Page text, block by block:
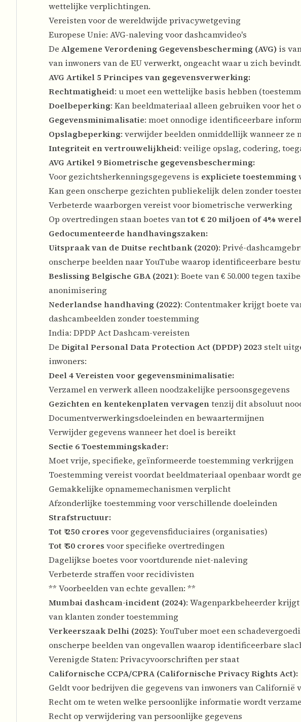
wettelijke verplichtingen.
Vereisten voor de wereldwijde privacywetgeving
Europese Unie: AVG-naleving voor dashcamvideo's
De Algemene Verordening Gegevensbescherming (AVG) is
van inwoners van de EU verwerkt, ongeacht waar u zich
AVG Artikel 5 Principes van gegevensverwerking:
Rechtmatigheid: u moet een wettelijke basis hebben
Doelbeperking: Kan beeldmateriaal alleen gebruiken voor
Gegevensminimalisatie: moet onnodige identificeerbare
Opslagbeperking: verwijder beelden onmiddellijk wanneer ze
Integriteit en vertrouwelijkheid: veilige opslag, codering,
AVG Artikel 9 Biometrische gegevensbescherming:
Voor gezichtsherkenningsgegevens is expliciete toestemming
Kan geen onscherpe gezichten publiekelijk delen zonder
Verbeterde waarborgen vereist voor biometrische verwerking
Op overtredingen staan boetes vantot € 20 miljoen of 4%
Gedocumenteerde handhavingszaken:
Uitspraak van de Duitse rechtbank (2020): Privé-
onscherpe beelden naar YouTube waarop identificeerbare
Beslissing Belgische GBA (2021): Boete van € 50.000 tegen
anonimisering
Nederlandse handhaving (2022): Contentmaker krijgt boete
dashcambeelden zonder toestemming
India: DPDP Act Dashcam-vereisten
De Digital Personal Data Protection Act (DPDP) 2023 stelt
inwoners:
Deel 4 Vereisten voor gegevensminimalisatie:
Verzamel en verwerk alleen noodzakelijke persoonsgegevens
Gezichten en kentekenplaten vervagentenzij dit absoluut
Documentverwerkingsdoeleinden en bewaartermijnen
Verwijder gegevens wanneer het doel is bereikt
Sectie 6 Toestemmingskader:
Moet vrije, specifieke, geïnformeerde toestemming verkrijgen
Toestemming vereist voordat beeldmateriaal openbaar wordt
Gemakkelijke opnamemechanismen verplicht
Afzonderlijke toestemming voor verschillende doeleinden
Strafstructuur:
Tot ₹ 250 crores voor gegevensfiduciaires (organisaties)
Tot ₹ 50 crores voor specifieke overtredingen
Dagelijkse boetes voor voortdurende niet-naleving
Verbeterde straffen voor recidivisten
** Voorbeelden van echte gevallen: **
Mumbai dashcam-incident (2024): Wagenparkbeheerder krijgt
van klanten zonder toestemming
Verkeerszaak Delhi (2025): YouTuber moet een
onscherpe beelden van ongevallen waarop identificeerbare
Verenigde Staten: Privacyvoorschriften per staat
Californische CCPA/CPRA (Californische Privacy Rights Act):
Geldt voor bedrijven die gegevens van inwoners van Californië
Recht om te weten welke persoonlijke informatie wordt
Recht op verwijdering van persoonlijke gegevens